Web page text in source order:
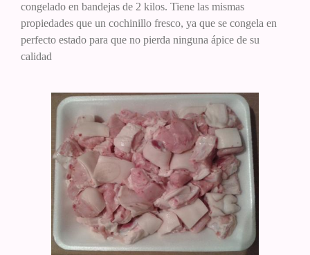
congelado en bandejas de 2 kilos. Tiene las mismas
propiedades que un cochinillo fresco, ya que se congela en
perfecto estado para que no pierda ninguna ápice de su
calidad